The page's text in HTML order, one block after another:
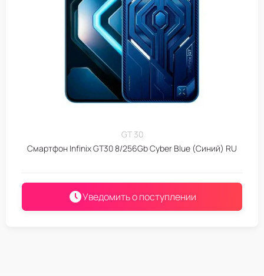
GT 30
Смартфон Infinix GT30 8/256Gb Cyber Blue (Синий) RU
Уведомить о поступлении